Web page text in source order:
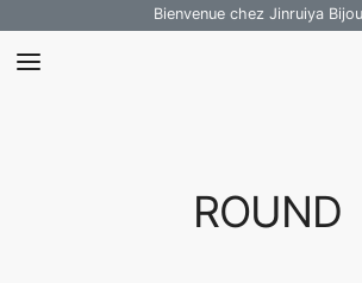
Bienvenue chez Jinruiya
ROUND